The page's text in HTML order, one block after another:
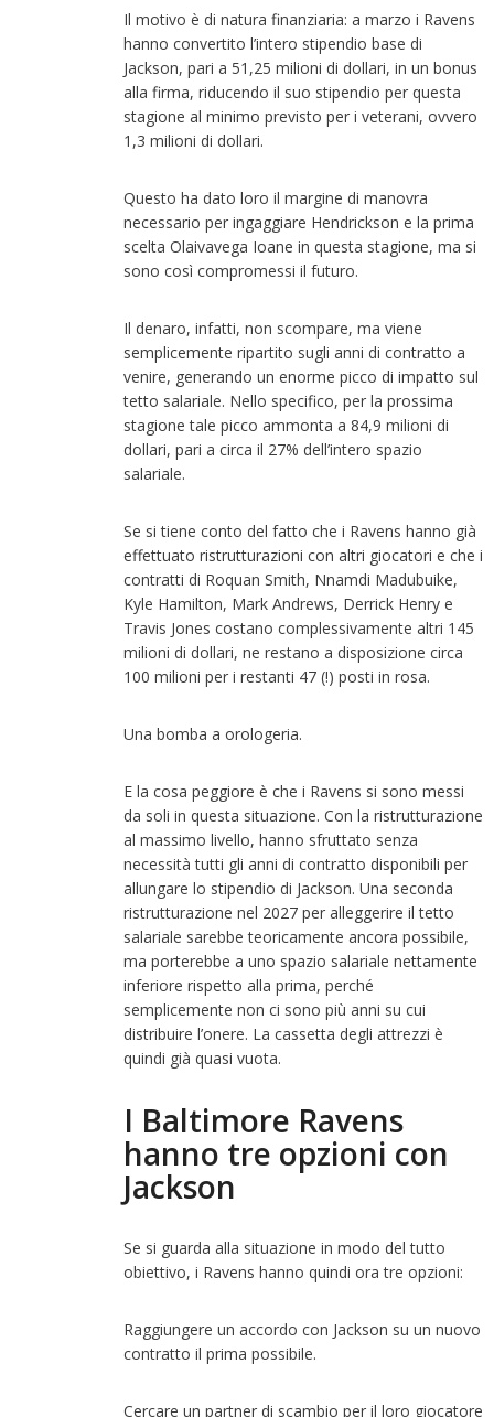
Il motivo è di natura finanziaria: a marzo i Ravens
hanno convertito l’intero stipendio base di
Jackson, pari a 51,25 milioni di dollari, in un bonus
alla firma, riducendo il suo stipendio per questa
stagione al minimo previsto per i veterani, ovvero
1,3 milioni di dollari.
Questo ha dato loro il margine di manovra
necessario per ingaggiare Hendrickson e la prima
scelta Olaivavega Ioane in questa stagione, ma si
sono così compromessi il futuro.
Il denaro, infatti, non scompare, ma viene
semplicemente ripartito sugli anni di contratto a
venire, generando un enorme picco di impatto sul
tetto salariale. Nello specifico, per la prossima
stagione tale picco ammonta a 84,9 milioni di
dollari, pari a circa il 27% dell’intero spazio
salariale.
Se si tiene conto del fatto che i Ravens hanno già
effettuato ristrutturazioni con altri giocatori e che i
contratti di Roquan Smith, Nnamdi Madubuike,
Kyle Hamilton, Mark Andrews, Derrick Henry e
Travis Jones costano complessivamente altri 145
milioni di dollari, ne restano a disposizione circa
100 milioni per i restanti 47 (!) posti in rosa.
Una bomba a orologeria.
E la cosa peggiore è che i Ravens si sono messi
da soli in questa situazione. Con la ristrutturazione
al massimo livello, hanno sfruttato senza
necessità tutti gli anni di contratto disponibili per
allungare lo stipendio di Jackson. Una seconda
ristrutturazione nel 2027 per alleggerire il tetto
salariale sarebbe teoricamente ancora possibile,
ma porterebbe a uno spazio salariale nettamente
inferiore rispetto alla prima, perché
semplicemente non ci sono più anni su cui
distribuire l’onere. La cassetta degli attrezzi è
quindi già quasi vuota.
I Baltimore Ravens
hanno tre opzioni con
Jackson
Se si guarda alla situazione in modo del tutto
obiettivo, i Ravens hanno quindi ora tre opzioni:
Raggiungere un accordo con Jackson su un nuovo
contratto il prima possibile.
Cercare un partner di scambio per il loro giocatore